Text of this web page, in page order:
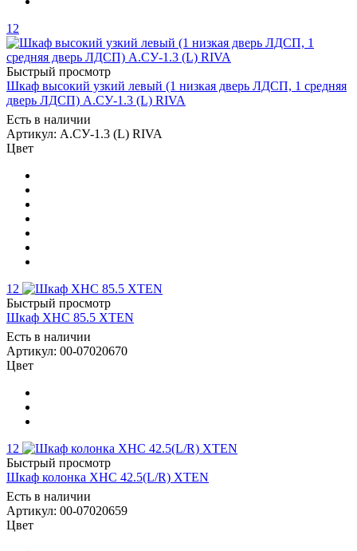
12
Быстрый просмотр
Шкаф высокий узкий левый (1 низкая дверь ЛДСП, 1 средняя
дверь ЛДСП) А.СУ-1.3 (L) RIVA
Есть в наличии
Артикул: А.СУ-1.3 (L) RIVA
Цвет
12
Быстрый просмотр
Шкаф XHC 85.5 XTEN
Есть в наличии
Артикул: 00-07020670
Цвет
12
Быстрый просмотр
Шкаф колонка XHC 42.5(L/R) XTEN
Есть в наличии
Артикул: 00-07020659
Цвет